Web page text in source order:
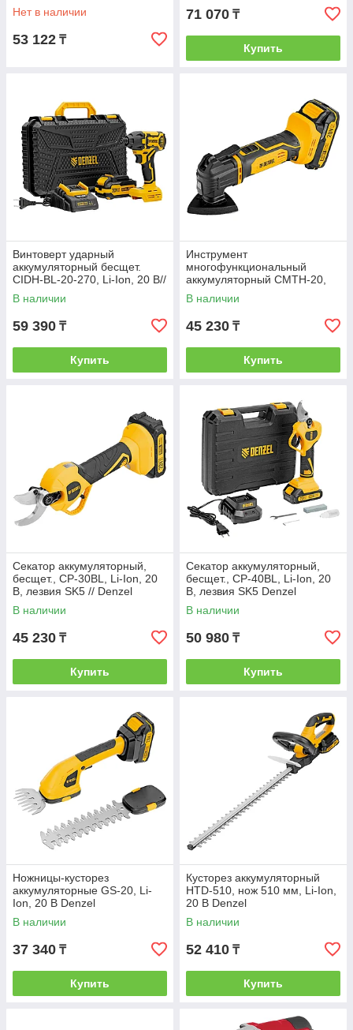
Нет в наличии
53 122 ₸
71 070 ₸
Купить
Винтоверт ударный
аккумуляторный бесщет.
CIDH-BL-20-270, Li-Ion, 20 В//
Denzel
В наличии
59 390 ₸
Купить
Инструмент
многофункциональный
аккумуляторный CMTH-20,
Li-Ion, 20 В// Denzel
В наличии
45 230 ₸
Купить
Секатор аккумуляторный,
бесщет., CP-30BL, Li-Ion, 20
В, лезвия SK5 // Denzel
В наличии
45 230 ₸
Купить
Секатор аккумуляторный,
бесщет., CP-40BL, Li-Ion, 20
В, лезвия SK5 Denzel
В наличии
50 980 ₸
Купить
Ножницы-кусторез
аккумуляторные GS-20, Li-
Ion, 20 В Denzel
В наличии
37 340 ₸
Купить
Кусторез аккумуляторный
HTD-510, нож 510 мм, Li-Ion,
20 В Denzel
В наличии
52 410 ₸
Купить